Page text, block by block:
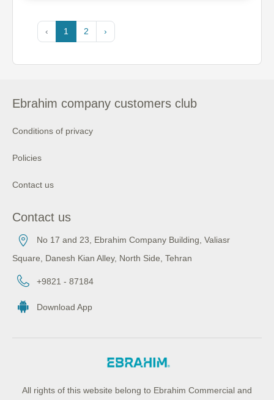
‹ 1 2 ›
Ebrahim company customers club
Conditions of privacy
Policies
Contact us
Contact us
No 17 and 23, Ebrahim Company Building, Valiasr
Square, Danesh Kian Alley, North Side, Tehran
+9821 - 87184
Download App
All rights of this website belong to Ebrahim Commercial and